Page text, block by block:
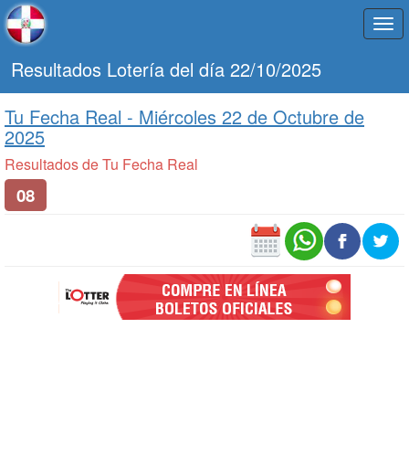
Resultados Lotería del día 22/10/2025
Tu Fecha Real - Miércoles 22 de Octubre de
2025
Resultados de Tu Fecha Real
08